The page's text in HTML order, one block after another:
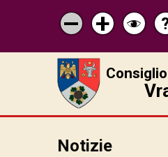
Micșorează
scrisul
Mărește
scrisul
Notizie